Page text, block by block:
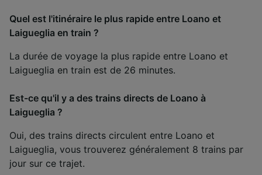
Quel est l'itinéraire le plus rapide entre Loano et
Laigueglia en train ?
La durée de voyage la plus rapide entre Loano et
Laigueglia en train est de 26 minutes.
Est-ce qu'il y a des trains directs de Loano à
Laigueglia ?
Oui, des trains directs circulent entre Loano et
Laigueglia, vous trouverez généralement 8 trains par
jour sur ce trajet.